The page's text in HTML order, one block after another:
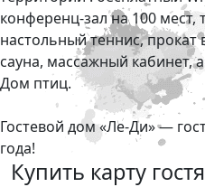
конференц-зал на 100
настольный теннис, прокат
сауна, массажный кабинет,
Дом птиц.
Гостевой дом «Ле-Ди» —
года!
Купить карту гостя